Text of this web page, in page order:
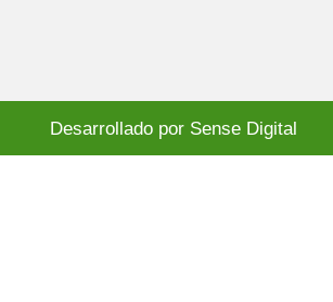
Desarrollado por Sense Digital